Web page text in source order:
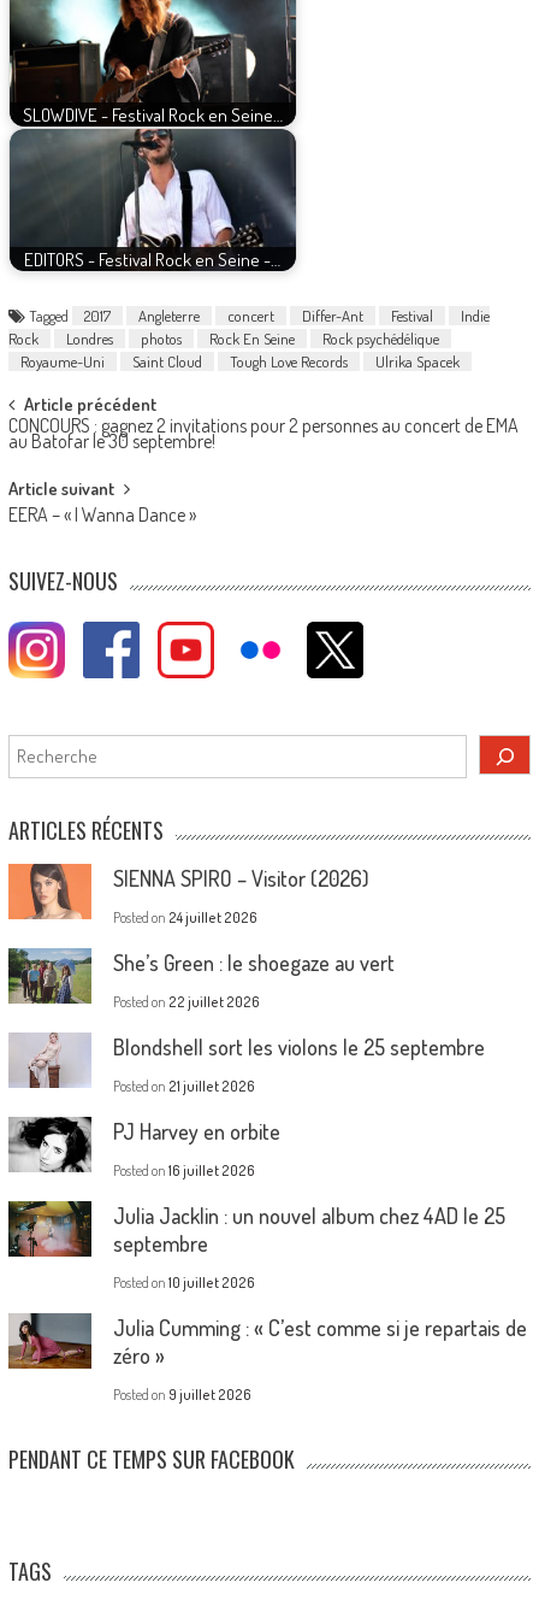
SLOWDIVE - Festival Rock en Seine…
EDITORS - Festival Rock en Seine -…
Tagged 2017 Angleterre concert Differ-Ant Festival
Indie
Rock
Londres photos Rock En Seine
Rock psychédélique
Royaume-Uni
Saint Cloud Tough Love Records Ulrika Spacek
Post
navigation
Article précédent
CONCOURS : gagnez 2 invitations pour 2 personnes au concert de EMA
au Batofar le 30 septembre!
Article suivant
EERA – « I Wanna Dance »
SUIVEZ-NOUS
Rechercher
ARTICLES RÉCENTS
SIENNA SPIRO – Visitor (2026)
Posted on 24 juillet 2026
She’s Green : le shoegaze au vert
Posted on 22 juillet 2026
Blondshell sort les violons le 25 septembre
Posted on 21 juillet 2026
PJ Harvey en orbite
Posted on 16 juillet 2026
Julia Jacklin : un nouvel album chez 4AD le 25
septembre
Posted on 10 juillet 2026
Julia Cumming : « C’est comme si je repartais de
zéro »
Posted on 9 juillet 2026
PENDANT CE TEMPS SUR FACEBOOK
TAGS